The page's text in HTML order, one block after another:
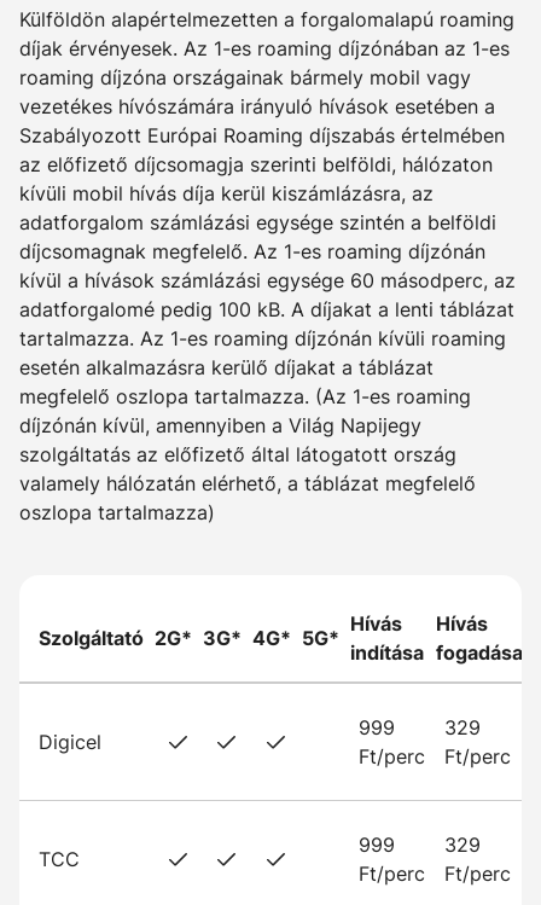
Külföldön alapértelmezetten a forgalomalapú roaming
díjak érvényesek. Az 1-es roaming díjzónában az 1-es
roaming díjzóna országainak bármely mobil vagy
vezetékes hívószámára irányuló hívások esetében a
Szabályozott Európai Roaming díjszabás értelmében
az előfizető díjcsomagja szerinti belföldi, hálózaton
kívüli mobil hívás díja kerül kiszámlázásra, az
adatforgalom számlázási egysége szintén a belföldi
díjcsomagnak megfelelő. Az 1-es roaming díjzónán
kívül a hívások számlázási egysége 60 másodperc, az
adatforgalomé pedig 100 kB. A díjakat a lenti táblázat
tartalmazza. Az 1-es roaming díjzónán kívüli roaming
esetén alkalmazásra kerülő díjakat a táblázat
megfelelő oszlopa tartalmazza. (Az 1-es roaming
díjzónán kívül, amennyiben a Világ Napijegy
szolgáltatás az előfizető által látogatott ország
valamely hálózatán elérhető, a táblázat megfelelő
oszlopa tartalmazza)
Szolgáltató 2G* 3G* 4G* 5G*
Hívás
indítása
Hívás
fogadása
Digicel
999
Ft/perc
329
Ft/perc
TCC
999
Ft/perc
329
Ft/perc